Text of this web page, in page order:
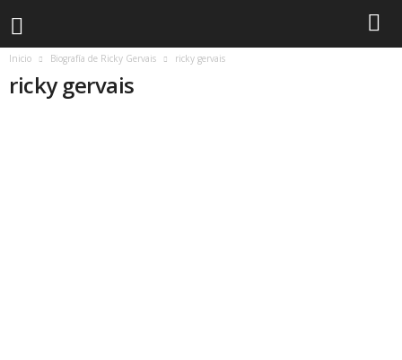
Inicio Biografía de Ricky Gervais ricky gervais
ricky gervais